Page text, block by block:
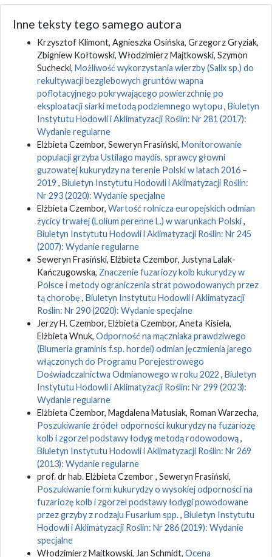
Inne teksty tego samego autora
Krzysztof Klimont, Agnieszka Osińska, Grzegorz Gryziak,
Zbigniew Kołtowski, Włodzimierz Majtkowski, Szymon
Suchecki, Możliwość wykorzystania wierzby (Salix sp.) do
rekultywacji bezglebowych gruntów wapna
poflotacyjnego pokrywającego powierzchnię po
eksploatacji siarki metodą podziemnego wytopu , Biuletyn
Instytutu Hodowli i Aklimatyzacji Roślin: Nr 281 (2017):
Wydanie regularne
Elżbieta Czembor, Seweryn Frasiński, Monitorowanie
populacji grzyba Ustilago maydis, sprawcy głowni
guzowatej kukurydzy na terenie Polski w latach 2016 –
2019 , Biuletyn Instytutu Hodowli i Aklimatyzacji Roślin:
Nr 293 (2020): Wydanie specjalne
Elżbieta Czembor, Wartość rolnicza europejskich odmian
życicy trwałej (Lolium perenne L.) w warunkach Polski,
Biuletyn Instytutu Hodowli i Aklimatyzacji Roślin: Nr 245
(2007): Wydanie regularne
Seweryn Frasiński, Elżbieta Czembor, Justyna Lalak-
Kańczugowska, Znaczenie fuzariozy kolb kukurydzy w
Polsce i metody ograniczenia strat powodowanych przez
tą chorobę , Biuletyn Instytutu Hodowli i Aklimatyzacji
Roślin: Nr 290 (2020): Wydanie specjalne
Jerzy H. Czembor, Elżbieta Czembor, Aneta Kisiela,
Elżbieta Wnuk, Odporność na mączniaka prawdziwego
(Blumeria graminis f.sp. hordei) odmian jęczmienia jarego
włączonych do Programu Porejestrowego
Doświadczalnictwa Odmianowego w roku 2022 , Biuletyn
Instytutu Hodowli i Aklimatyzacji Roślin: Nr 299 (2023):
Wydanie regularne
Elżbieta Czembor, Magdalena Matusiak, Roman Warzecha,
Poszukiwanie źródeł odporności kukurydzy na fuzariozę
kolb i zgorzel podstawy łodyg metodą rodowodową,
Biuletyn Instytutu Hodowli i Aklimatyzacji Roślin: Nr 269
(2013): Wydanie regularne
prof. dr hab. Elżbieta Czembor , Seweryn Frasiński,
Poszukiwanie form kukurydzy o wysokiej odporności na
fuzariozę kolb i zgorzel podstawy łodygi powodowane
przez grzyby z rodzaju Fusarium spp., Biuletyn Instytutu
Hodowli i Aklimatyzacji Roślin: Nr 286 (2019): Wydanie
specjalne
Włodzimierz Majtkowski, Jan Schmidt, Ocena